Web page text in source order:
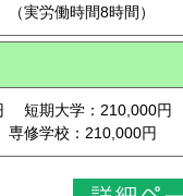
実労働時間8時間）
短期大学：210,000
修学校：210,000円